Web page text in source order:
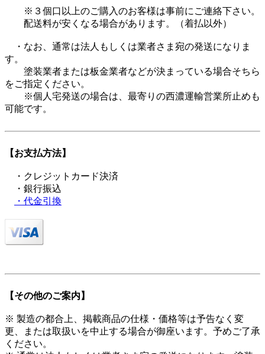
※３個口以上のご購入のお客様は事前にご連絡下さい。
配送料が安くなる場合があります。（着払以外）
・なお、通常は法人もしくは業者さま宛の発送になりま
す。
塗装業者または板金業者などが決まっている場合そちら
をご指定ください。
※個人宅発送の場合は、最寄りの西濃運輸営業所止めも
可能です。
【お支払方法】
・クレジットカード決済
・銀行振込
・代金引換
【その他のご案内】
※ 製造の都合上、掲載商品の仕様・価格等は予告なく変
更、または取扱いを中止する場合が御座います。予めご了承
ください。